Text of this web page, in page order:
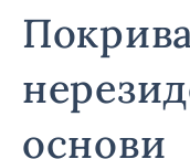
основи